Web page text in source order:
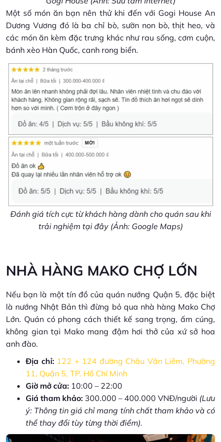
Một số món ăn bạn nên thử khi đến với Gogi House An
Dương Vương đó là ba chỉ bò, sườn non bò, thịt heo, và
các món ăn kèm đặc trưng khác như rau sống, cơm cuộn,
bánh xèo Hàn Quốc, canh rong biển.
Đánh giá tích cực từ khách hàng dành cho quán sau khi
trải nghiệm tại đây (Ảnh: Google Maps)
NHÀ HÀNG MAKO CHỢ LỚN
Nếu bạn là một tín đồ của quán nướng Quận 5, đặc biệt
là nướng Nhật Bản thì đừng bỏ qua nhà hàng Mako Chợ
Lớn. Quán có phong cách thiết kế sang trọng, ấm cúng,
không gian tại Mako mang đậm hơi thở của xứ sở hoa
anh đào.
Địa chỉ: 122 + 124 đường Châu Văn Liêm, Phường
11, Quận 5, TP. Hồ Chí Minh
Giờ mở cửa: 10:00 – 22:00
Giá tham khảo: 300.000 – 400.000 VNĐ/người (Lưu
ý: Thông tin giá chỉ mang tính chất tham khảo và có
thể thay đổi tùy từng thời điểm).